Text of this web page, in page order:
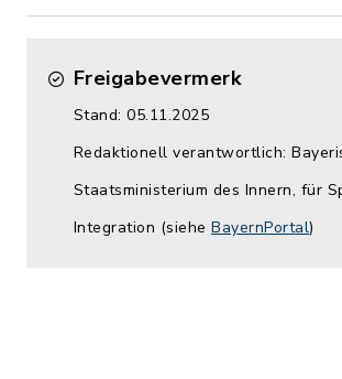
Freigabevermerk
Stand: 05.11.2025
Redaktionell verantwortlich:
Staatsministerium des Innern, für
Integration (siehe BayernPortal)